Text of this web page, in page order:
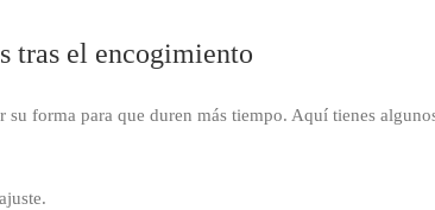
tras el encogimiento
su forma para que duren más tiempo. Aquí tienes